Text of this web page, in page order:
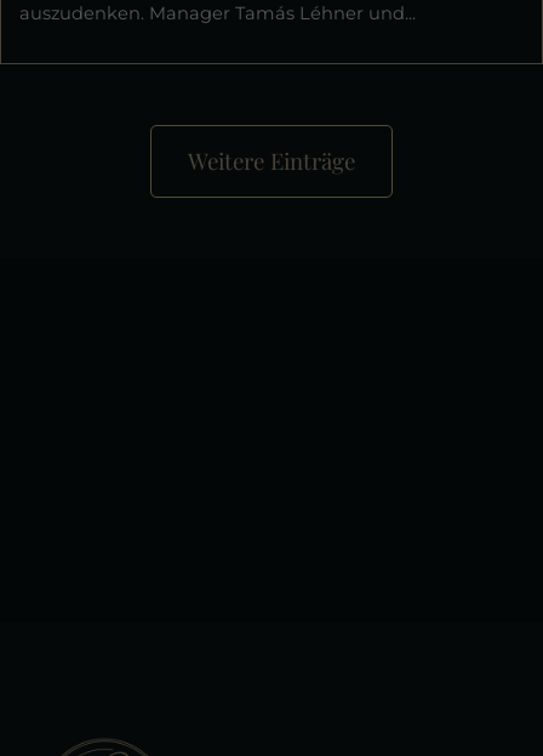
auszudenken. Manager Tamás Léhner und...
Weitere Einträge